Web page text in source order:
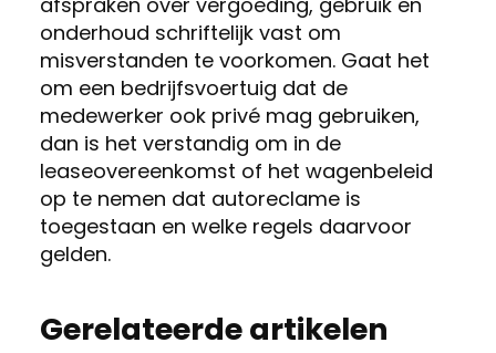
onderhoud schriftelijk vast om
misverstanden te voorkomen. Gaat het
om een bedrijfsvoertuig dat de
medewerker ook privé mag gebruiken,
dan is het verstandig om in de
leaseovereenkomst of het wagenbeleid
op te nemen dat autoreclame is
toegestaan en welke regels daarvoor
gelden.
Gerelateerde artikelen